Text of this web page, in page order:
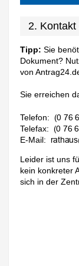
2.
Tipp: Sie
Dokument?
von
Sie erreichen
Telefon:
Telefax:
E-Mail:
Leider ist uns
kein konkreter
sich in der